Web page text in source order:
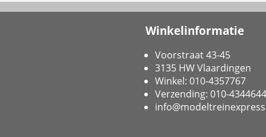
Winkelinformatie
Voorstraat 43-45
3135 HW Vlaardingen
Winkel: 010-4357767
Verzending: 010-4344644